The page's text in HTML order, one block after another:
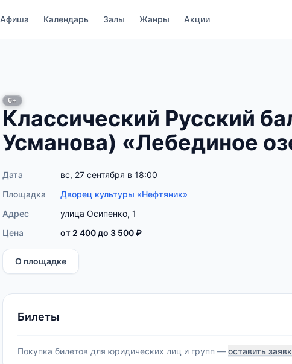
Афиша Календарь Залы Жанры Акции
6+
Классический Русский
Усманова) «Лебединое
Дата
вс, 27 сентября в 18:00
Площадка
Дворец культуры «Нефтяник»
Адрес
улица Осипенко, 1
Цена
от 2 400 до 3 500 ₽
О площадке
Билеты
Покупка билетов для юридических лиц и групп — оставить